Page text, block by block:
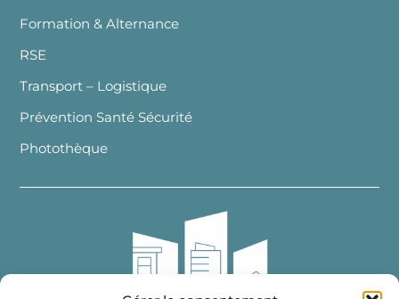
Formation & Alternance
RSE
Transport – Logistique
Prévention Santé Sécurité
Photothèque